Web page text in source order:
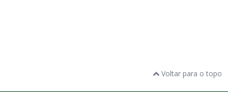
Voltar para o topo